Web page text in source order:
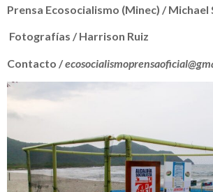
Prensa Ecosocialismo (Minec) / Michael
Fotografías / Harrison Ruiz
Contacto /